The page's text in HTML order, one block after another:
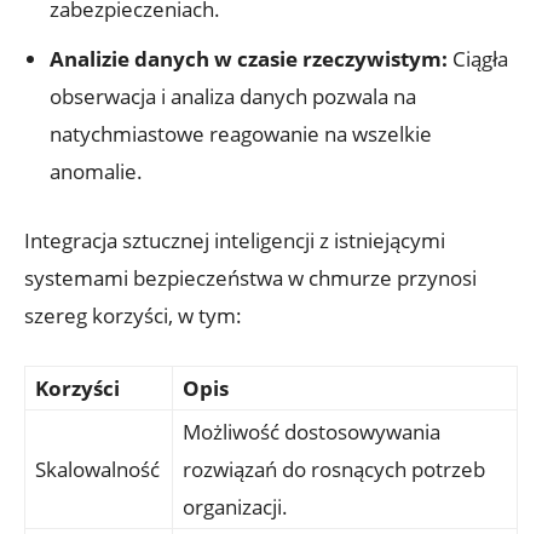
zabezpieczeniach.
Analizie danych w czasie rzeczywistym: Ciągła
⁣obserwacja i analiza danych⁣ pozwala​ na
natychmiastowe reagowanie na wszelkie
⁤anomalie.
Integracja ‌sztucznej inteligencji z istniejącymi
⁢systemami ⁤bezpieczeństwa w chmurze przynosi
szereg korzyści, w tym:
Korzyści Opis
Skalowalność
Możliwość ⁢dostosowywania
rozwiązań do rosnących potrzeb
‍organizacji.